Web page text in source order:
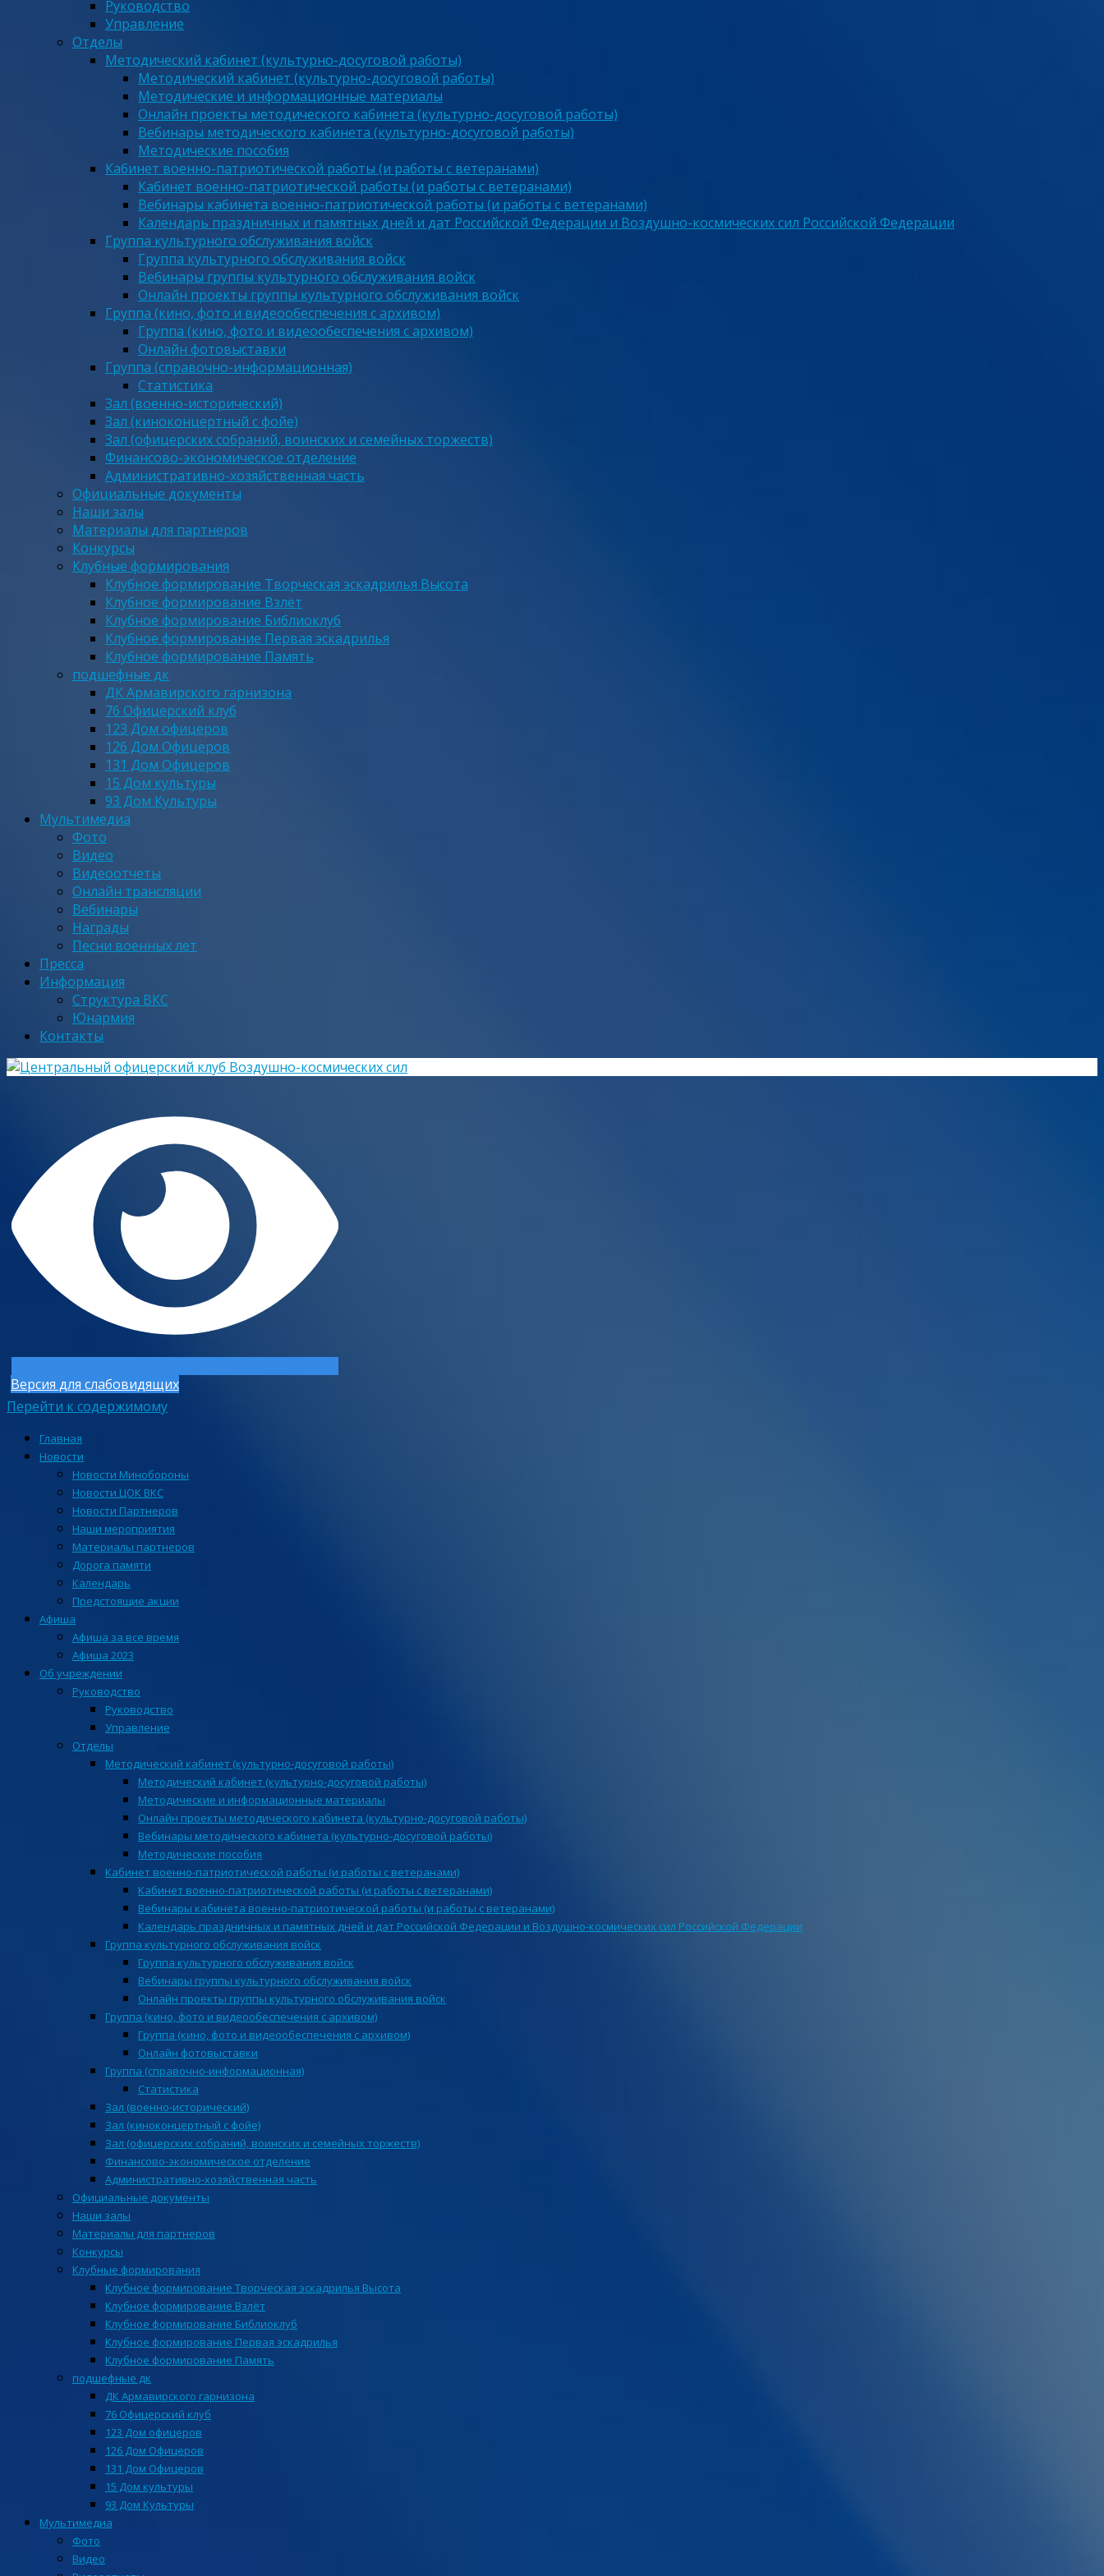
Руководство
Управление
Отделы
Методический кабинет (культурно-досуговой работы)
Методический кабинет (культурно-досуговой работы)
Методические и информационные материалы
Онлайн проекты методического кабинета (культурно-досуговой работы)
Вебинары методического кабинета (культурно-досуговой работы)
Методические пособия
Кабинет военно-патриотической работы (и работы с ветеранами)
Кабинет военно-патриотической работы (и работы с ветеранами)
Вебинары кабинета военно-патриотической работы (и работы с ветеранами)
Календарь праздничных и памятных дней и дат Российской Федерации и Воздушно-космических сил Российской Федерации
Группа культурного обслуживания войск
Группа культурного обслуживания войск
Вебинары группы культурного обслуживания войск
Онлайн проекты группы культурного обслуживания войск
Группа (кино, фото и видеообеспечения с архивом)
Группа (кино, фото и видеообеспечения с архивом)
Онлайн фотовыставки
Группа (справочно-информационная)
Статистика
Зал (военно-исторический)
Зал (киноконцертный с фойе)
Зал (офицерских собраний, воинских и семейных торжеств)
Финансово-экономическое отделение
Административно-хозяйственная часть
Официальные документы
Наши залы
Материалы для партнеров
Конкурсы
Клубные формирования
Клубное формирование Творческая эскадрилья Высота
Клубное формирование Взлёт
Клубное формирование Библиоклуб
Клубное формирование Первая эскадрилья
Клубное формирование Память
подшефные дк
ДК Армавирского гарнизона
76 Офицерский клуб
123 Дом офицеров
126 Дом Офицеров
131 Дом Офицеров
15 Дом культуры
93 Дом Культуры
Мультимедиа
Фото
Видео
Видеоотчеты
Онлайн трансляции
Вебинары
Награды
Песни военных лет
Пресса
Информация
Структура ВКС
Юнармия
Контакты
Версия для слабовидящих
Перейти к содержимому
Главная
Новости
Новости Минобороны
Новости ЦОК ВКС
Новости Партнеров
Наши мероприятия
Материалы партнеров
Дорога памяти
Календарь
Предстоящие акции
Афиша
Афиша за все время
Афиша 2023
Об учреждении
Руководство
Руководство
Управление
Отделы
Методический кабинет (культурно-досуговой работы)
Методический кабинет (культурно-досуговой работы)
Методические и информационные материалы
Онлайн проекты методического кабинета (культурно-досуговой работы)
Вебинары методического кабинета (культурно-досуговой работы)
Методические пособия
Кабинет военно-патриотической работы (и работы с ветеранами)
Кабинет военно-патриотической работы (и работы с ветеранами)
Вебинары кабинета военно-патриотической работы (и работы с ветеранами)
Календарь праздничных и памятных дней и дат Российской Федерации и Воздушно-космических сил Российской Федерации
Группа культурного обслуживания войск
Группа культурного обслуживания войск
Вебинары группы культурного обслуживания войск
Онлайн проекты группы культурного обслуживания войск
Группа (кино, фото и видеообеспечения с архивом)
Группа (кино, фото и видеообеспечения с архивом)
Онлайн фотовыставки
Группа (справочно-информационная)
Статистика
Зал (военно-исторический)
Зал (киноконцертный с фойе)
Зал (офицерских собраний, воинских и семейных торжеств)
Финансово-экономическое отделение
Административно-хозяйственная часть
Официальные документы
Наши залы
Материалы для партнеров
Конкурсы
Клубные формирования
Клубное формирование Творческая эскадрилья Высота
Клубное формирование Взлёт
Клубное формирование Библиоклуб
Клубное формирование Первая эскадрилья
Клубное формирование Память
подшефные дк
ДК Армавирского гарнизона
76 Офицерский клуб
123 Дом офицеров
126 Дом Офицеров
131 Дом Офицеров
15 Дом культуры
93 Дом Культуры
Мультимедиа
Фото
Видео